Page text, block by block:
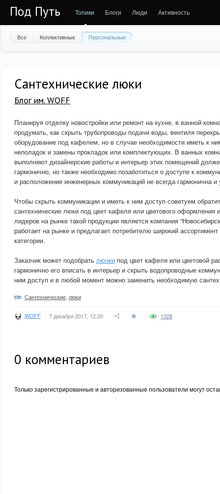
Под Путь Топики Блоги Люди Активность
Все Коллективные Персональные
Сантехнические люки
Блог им. WOFF
Планируя отделку новостройки или ремонт на кухне, в ванной
продумать, как скрыть трубопроводы подачи воды, вентиля
оборудование под кафелем, но в случае необходимости иметь к
неполадок и замены прокладок или комплектующих. В ванных
выполняют дизайнерские работы и интерьер этих помещений
гармонично, но также необходимо позаботиться о доступе к
и расположение инженерных коммуникаций не всегда гармонична и
Чтобы скрыть коммуникации и иметь к ним доступ советуем
сантехнические люки под цвет кафеля или цветового оформления
лидеров на рынке такой продукции является компания
работает на рынке и предлагает потребителю широкий
категории.
Заказчик может подобрать лючки под цвет кафеля или цветовой
гармонично его вписать в интерьер и скрыть водопроводные
ним доступ и в любой момент можно заменить необходимую
Сантехнические люки
WOFF 7 декабря 2017, 12:20 1328
0 комментариев
Только зарегистрированные и авторизованные пользователи могут